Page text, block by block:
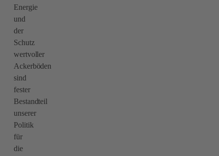
Energie
und
der
Schutz
wertvoller
Ackerböden
sind
fester
Bestandteil
unserer
Politik
für
die